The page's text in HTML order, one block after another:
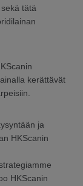
tätä
kerättävät
ja
HKScanin
HKScanin